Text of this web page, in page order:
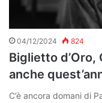
04/12/2024 824
Biglietto d’Oro,
anche
C’è ancora domani di